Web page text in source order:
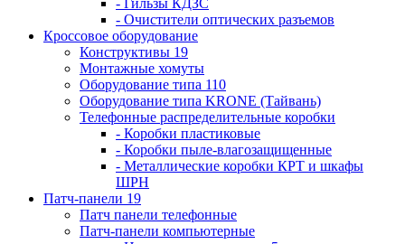
- Гильзы КДЗС
- Очистители оптических разъемов
Кроссовое оборудование
Конструктивы 19
Монтажные хомуты
Оборудование типа 110
Оборудование типа KRONE (Тайвань)
Телефонные распределительные коробки
- Коробки пластиковые
- Коробки пыле-влагозащищенные
- Металлические коробки КРТ и шкафы
ШРН
Патч-панели 19
Патч панели телефонные
Патч-панели компьютерные